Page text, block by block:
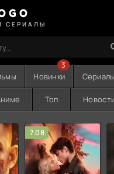
СЕРИАЛЫ
Новинки
3
Сериалы
Топ
7.08